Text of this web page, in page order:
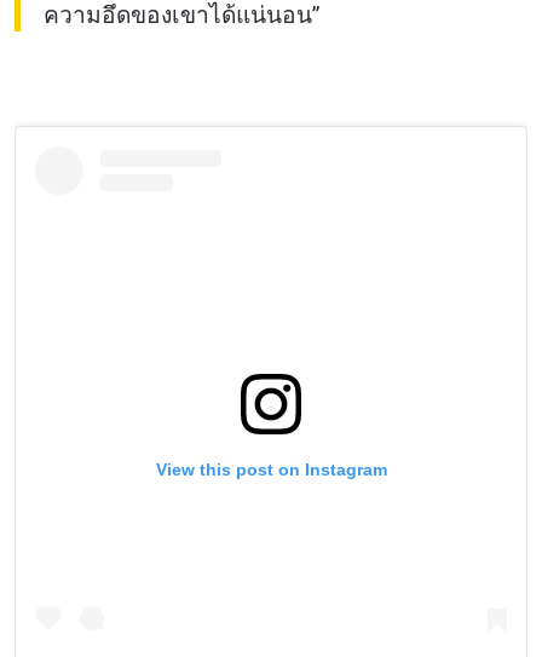
ความอึดของเขาได้แน่นอน”
View this post on Instagram